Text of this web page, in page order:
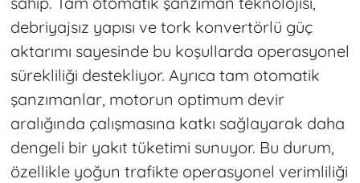
debriyajsız yapısı ve tork konvertörlü güç
aktarımı sayesinde bu koşullarda operasyonel
sürekliliği destekliyor. Ayrıca tam otomatik
şanzımanlar, motorun optimum devir
aralığında çalışmasına katkı sağlayarak daha
dengeli bir yakıt tüketimi sunuyor. Bu durum,
özellikle yoğun trafikte operasyonel verimliliği